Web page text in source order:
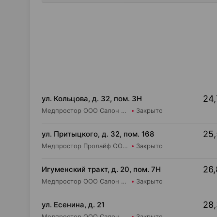
ул. Кольцова, д. 32, пом. 3Н
Медпростор ООО Салон медтехники и ортопедии №5 Закрыто
ул. Притыцкого, д. 32, пом. 168
Медпростор Пролайф ООО Салон медтехники и ортопедии №52 Закрыто
Игуменский тракт, д. 20, пом. 7Н
Медпростор ООО Салон медтехники и ортопедии №4 Закрыто
ул. Есенина, д. 21